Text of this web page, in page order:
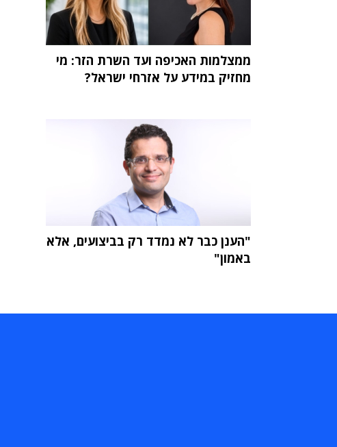
ממצלמות האכיפה ועד השרת הזר: מי
מחזיק במידע על אזרחי ישראל?
"הענן כבר לא נמדד רק בביצועים, אלא
באמון"